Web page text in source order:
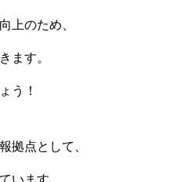
上のため、
ます。
う！
拠点として、
います。